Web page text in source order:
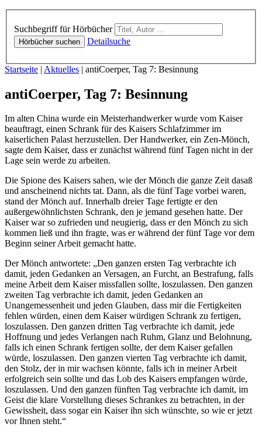
Suchbegriff für Hörbücher
Hörbücher suchen Detailsuche
Sie sind hier:
Startseite | Aktuelles | antiCoerper, Tag 7: Besinnung
antiCoerper, Tag 7: Besinnung
Im alten China wurde ein Meisterhandwerker wurde vom Kaiser
beauftragt, einen Schrank für des Kaisers Schlafzimmer im
kaiserlichen Palast herzustellen. Der Handwerker, ein Zen-Mönch,
sagte dem Kaiser, dass er zunächst während fünf Tagen nicht in der
Lage sein werde zu arbeiten.
Die Spione des Kaisers sahen, wie der Mönch die ganze Zeit dasaß
und anscheinend nichts tat. Dann, als die fünf Tage vorbei waren,
stand der Mönch auf. Innerhalb dreier Tage fertigte er den
außergewöhnlichsten Schrank, den je jemand gesehen hatte. Der
Kaiser war so zufrieden und neugierig, dass er den Mönch zu sich
kommen ließ und ihn fragte, was er während der fünf Tage vor dem
Beginn seiner Arbeit gemacht hatte.
Der Mönch antwortete: „Den ganzen ersten Tag verbrachte ich
damit, jeden Gedanken an Versagen, an Furcht, an Bestrafung, falls
meine Arbeit dem Kaiser missfallen sollte, loszulassen. Den ganzen
zweiten Tag verbrachte ich damit, jeden Gedanken an
Unangemessenheit und jeden Glauben, dass mir die Fertigkeiten
fehlen würden, einen dem Kaiser würdigen Schrank zu fertigen,
loszulassen. Den ganzen dritten Tag verbrachte ich damit, jede
Hoffnung und jedes Verlangen nach Ruhm, Glanz und Belohnung,
falls ich einen Schrank fertigen sollte, der dem Kaiser gefallen
würde, loszulassen. Den ganzen vierten Tag verbrachte ich damit,
den Stolz, der in mir wachsen könnte, falls ich in meiner Arbeit
erfolgreich sein sollte und das Lob des Kaisers empfangen würde,
loszulassen. Und den ganzen fünften Tag verbrachte ich damit, im
Geist die klare Vorstellung dieses Schrankes zu betrachten, in der
Gewissheit, dass sogar ein Kaiser ihn sich wünschte, so wie er jetzt
vor Ihnen steht.“